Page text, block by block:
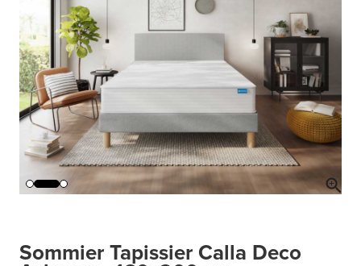
Sommier Tapissier Calla Deco